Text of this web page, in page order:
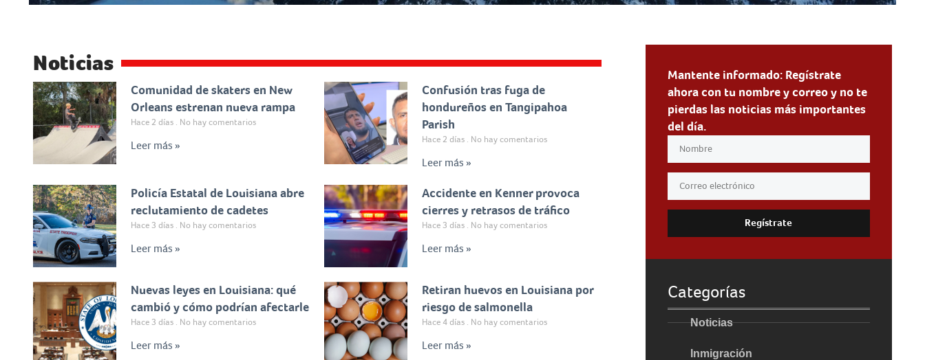
Noticias
Comunidad de skaters en New
Orleans estrenan nueva rampa
Hace 2 días No hay comentarios
Leer más »
Confusión tras fuga de
hondureños en Tangipahoa
Parish
Hace 2 días No hay comentarios
Leer más »
Policía Estatal de Louisiana abre
reclutamiento de cadetes
Hace 3 días No hay comentarios
Leer más »
Accidente en Kenner provoca
cierres y retrasos de tráfico
Hace 3 días No hay comentarios
Leer más »
Nuevas leyes en Louisiana: qué
cambió y cómo podrían afectarle
Hace 3 días No hay comentarios
Leer más »
Retiran huevos en Louisiana por
riesgo de salmonella
Hace 4 días No hay comentarios
Leer más »
Mantente informado: Regístrate
ahora con tu nombre y correo y no te
pierdas las noticias más importantes
del día.
Regístrate
Categorías
Noticias
Inmigración